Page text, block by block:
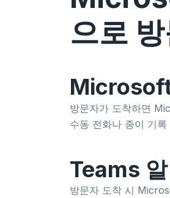
으로
Microsoft
방문자가 도착하면
수동 전화나 종이 기
Teams
방문자 도착 시